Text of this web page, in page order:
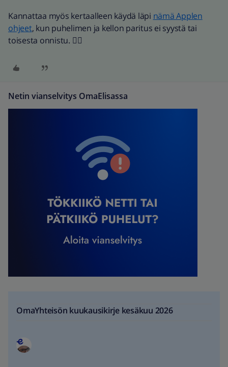
Kannattaa myös kertaalleen käydä läpi nämä Applen
ohjeet, kun puhelimen ja kellon paritus ei syystä tai
toisesta onnistu. 👍🏼
Netin vianselvitys OmaElisassa
OmaYhteisön kuukausikirje kesäkuu 2026